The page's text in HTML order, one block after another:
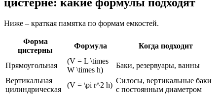
Ниже – краткая памятка по формам емкостей.
Форма
цистерны
Формула Когда подходит
Прямоугольная
(V = L \times
W \times h)
Баки, резервуары, ванны
Вертикальная
цилиндрическая
(V = \pi r^2 h)
Силосы, вертикальные баки
с постоянным диаметром